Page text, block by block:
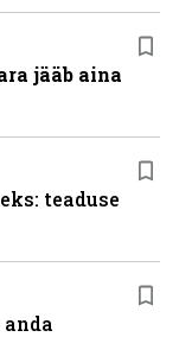
jääb aina
teaduse